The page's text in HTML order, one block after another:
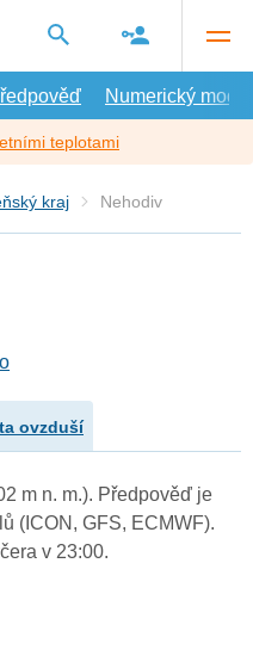
Numerický model
teplotami
kraj Nehodiv
ovzduší
m n. m.). Předpověď je
(ICON, GFS, ECMWF).
v 23:00.